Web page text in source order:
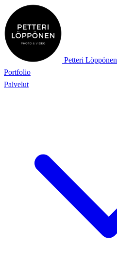
Petteri Löppönen
Portfolio
Palvelut